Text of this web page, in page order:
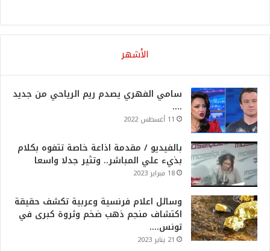
الأشهر
سامي الفهري يصدم ريم الرياحي من جديد
….
11 أغسطس 2022
بالفيديو / مقدمة اذاعة خاصة تتفوه بكلام
بذيء علي المباشر.. وتثير جدلا واسعا
18 فبراير 2023
وسائل اعلام فرنسية وعربية تكشف حقيقة
اكتشاف منجم ذهب ضخم وثروة كبرى في
تونس….
21 يناير 2023